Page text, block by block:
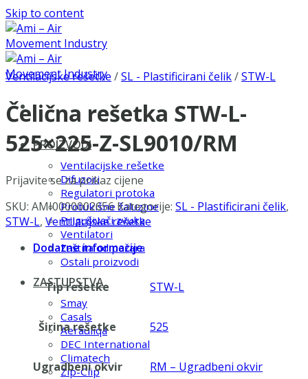
Skip to content
PROIZVODI
Ventilacijske rešetke
Difuzori
Regulatori protoka
Protukišne žaluzine
Prigušivači zvuka
Ventilatori
Zaštita od požara
Ostali proizvodi
ZASTUPSTVA
Smay
Casals
Aerauliqa
DEC International
Climatech
Zip-Clip
Ventilacijske rešetke /SL - Plastificirani čelik/STW-L
Čelična rešetka STW-L-
525×225-Z-SL9010/RM
Prijavite se za prikaz cijene
SKU: AMI0000002656 Kategorije: SL - Plastificirani čelik,
STW-L, Ventilacijske rešetke
Dodatne informacije
Tip rešetke STW-L
Širina rešetke 525
Ugradbeni okvir RM – Ugradbeni okvir